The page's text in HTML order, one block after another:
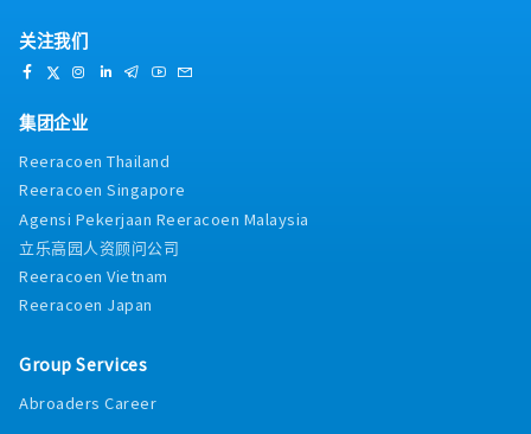
关注我们
集团企业
Reeracoen Thailand
Reeracoen Singapore
Agensi Pekerjaan Reeracoen Malaysia
立乐高园人资顾问公司
Reeracoen Vietnam
Reeracoen Japan
Group Services
Abroaders Career